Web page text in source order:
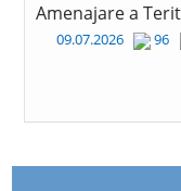
Amenajare a
09.07.2026 96